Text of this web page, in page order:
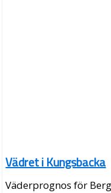
Vädret i Kungsbacka
Väderprognos för